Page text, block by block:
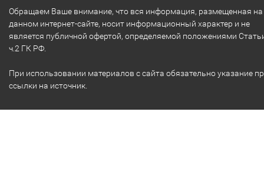
Обращаем Ваше внимание, что вся информация, размещенная на
данном интернет-сайте, носит информационный характер и не
является публичной офертой, определяемой положениями
ч.2 ГК РФ.
При использовании материалов с сайта обязательно указание
ссылки на источник.